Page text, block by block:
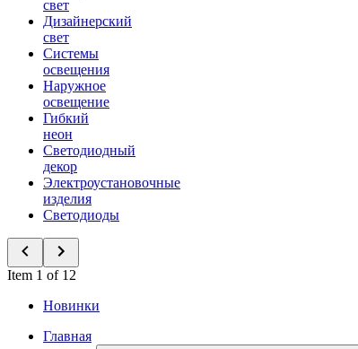
свет
Дизайнерский
свет
Системы
освещения
Наружное
освещение
Гибкий
неон
Светодиодный
декор
Электроустановочные
изделия
Светодиоды
Item 1 of 12
Новинки
Главная